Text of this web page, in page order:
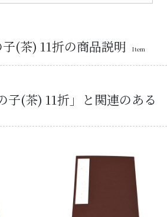
(茶) 11折の商品説明
Item
子(茶) 11折」と関連のある